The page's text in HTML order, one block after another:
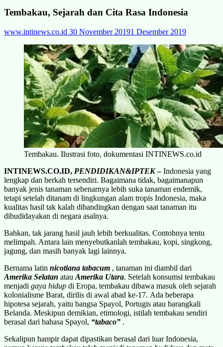
Tembakau, Sejarah dan Cita Rasa Indonesia
www.intinews.co.id 30 November 20191 Desember 2019
Tembakau. Ilustrasi foto, dokumentasi INTINEWS.co.id
INTINEWS.CO.ID, PENDIDIKAN&IPTEK–Indonesia yang
lengkap dan berkah tersendiri. Bagaimana tidak, bagaimanapun
banyak jenis tanaman sebenarnya lebih suka tanaman endemik,
tetapi setelah ditanam di lingkungan alam tropis Indonesia, maka
kualitas hasil tak kalah dibandingkan dengan saat tanaman itu
dibudidayakan di negara asalnya.
Bahkan, tak jarang hasil jauh lebih berkualitas. Contohnya tentu
melimpah. Antara lain menyebutkanlah tembakau, kopi, singkong,
jagung, dan masih banyak lagi lainnya.
Bernama latin nicotiana tabacum , tanaman ini diambil dari
Amerika Selatan atau Amerika Utara. Setelah konsumsi tembakau
menjadi gaya hidup di Eropa, tembakau dibawa masuk oleh sejarah
kolonialisme Barat, dirilis di awal abad ke-17. Ada beberapa
hipotesa sejarah, yaitu bangsa Spayol, Portugis atau barangkali
Belanda. Meskipun demikian, etimologi, istilah tembakau sendiri
berasal dari bahasa Spayol, “tabaco” .
Sekalipun hampir dapat dipastikan berasal dari luar Indonesia,